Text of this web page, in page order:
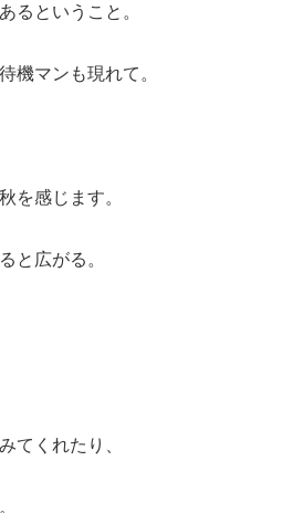
るということ。
機マンも現れて。
を感じます。
と広がる。
てくれたり、